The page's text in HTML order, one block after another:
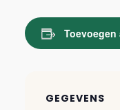
GEGEVENS